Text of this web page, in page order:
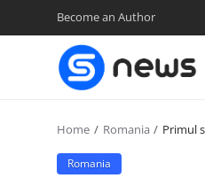
Become an Author
Home Romania Primul
Romania